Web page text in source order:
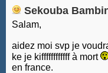
Sekouba
Salam,
aidez moi svp je
ke je kiffffffffffff à mort
en france.